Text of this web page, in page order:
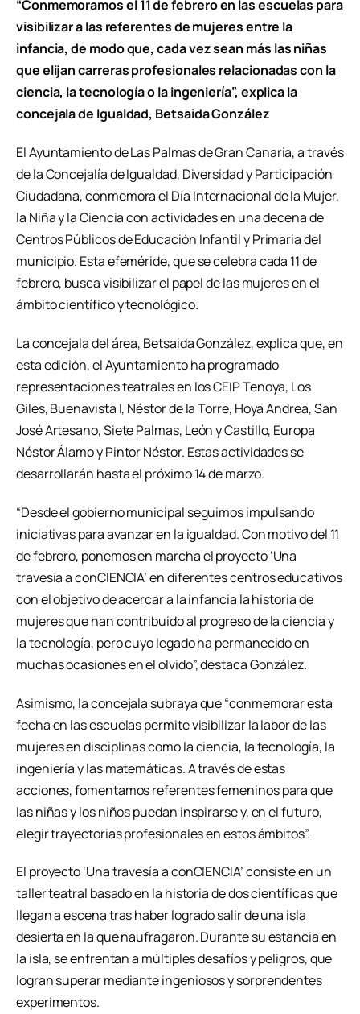
“Conmemoramos el 11 de febrero en las escuelas para
visibilizar a las referentes de mujeres entre la
infancia, de modo que, cada vez sean más las niñas
que elijan carreras profesionales relacionadas con la
ciencia, la tecnología o la ingeniería”, explica la
concejala de Igualdad, Betsaida González
El Ayuntamiento de Las Palmas de Gran Canaria, a través
de la Concejalía de Igualdad, Diversidad y Participación
Ciudadana, conmemora el Día Internacional de la Mujer,
la Niña y la Ciencia con actividades en una decena de
Centros Públicos de Educación Infantil y Primaria del
municipio. Esta efeméride, que se celebra cada 11 de
febrero, busca visibilizar el papel de las mujeres en el
ámbito científico y tecnológico.
La concejala del área, Betsaida González, explica que, en
esta edición, el Ayuntamiento ha programado
representaciones teatrales en los CEIP Tenoya, Los
Giles, Buenavista I, Néstor de la Torre, Hoya Andrea, San
José Artesano, Siete Palmas, León y Castillo, Europa
Néstor Álamo y Pintor Néstor. Estas actividades se
desarrollarán hasta el próximo 14 de marzo.
“Desde el gobierno municipal seguimos impulsando
iniciativas para avanzar en la igualdad. Con motivo del 11
de febrero, ponemos en marcha el proyecto ‘Una
travesía a conCIENCIA’ en diferentes centros educativos
con el objetivo de acercar a la infancia la historia de
mujeres que han contribuido al progreso de la ciencia y
la tecnología, pero cuyo legado ha permanecido en
muchas ocasiones en el olvido”, destaca González.
Asimismo, la concejala subraya que “conmemorar esta
fecha en las escuelas permite visibilizar la labor de las
mujeres en disciplinas como la ciencia, la tecnología, la
ingeniería y las matemáticas. A través de estas
acciones, fomentamos referentes femeninos para que
las niñas y los niños puedan inspirarse y, en el futuro,
elegir trayectorias profesionales en estos ámbitos”.
El proyecto ‘Una travesía a conCIENCIA’ consiste en un
taller teatral basado en la historia de dos científicas que
llegan a escena tras haber logrado salir de una isla
desierta en la que naufragaron. Durante su estancia en
la isla, se enfrentan a múltiples desafíos y peligros, que
logran superar mediante ingeniosos y sorprendentes
experimentos.